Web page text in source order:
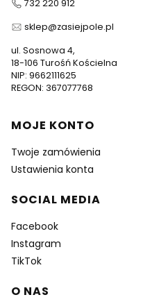
732 220 912
sklep@zasiejpole.pl
ul. Sosnowa 4,
18-106 Turośń Kościelna
NIP: 9662111625
REGON: 367077768
Linki w stopce
MOJE KONTO
Twoje zamówienia
Ustawienia konta
SOCIAL MEDIA
Facebook
Instagram
TikTok
O NAS